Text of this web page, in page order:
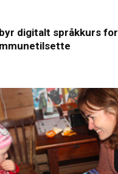
digitalt språkkurs for